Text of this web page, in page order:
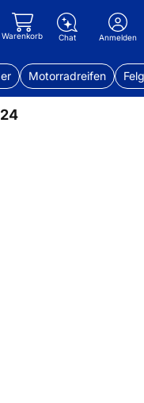
Warenkorb Chat Anmelden
Motorradreifen